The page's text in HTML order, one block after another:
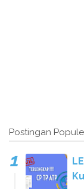
Postingan